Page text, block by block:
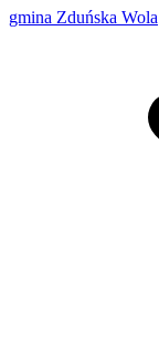
gmina Zduńska Wola